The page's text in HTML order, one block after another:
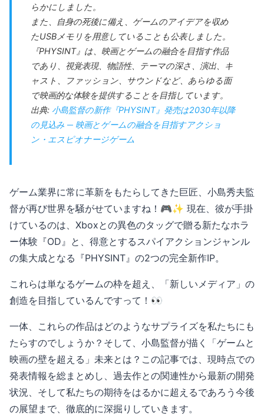
らかにしました。
また、自身の死後に備え、ゲームのアイデアを収め
たUSBメモリを用意していることも公表しました。
『PHYSINT』は、映画とゲームの融合を目指す作品
であり、視覚表現、物語性、テーマの深さ、演出、キ
ャスト、ファッション、サウンドなど、あらゆる面
で映画的な体験を提供することを目指しています。
出典: 小島監督の新作『PHYSINT』発売は2030年以降
の見込み ─ 映画とゲームの融合を目指すアクショ
ン・エスピオナージゲーム
ゲーム業界に常に革新をもたらしてきた巨匠、小島秀夫監
督が再び世界を騒がせていますね！🎮✨ 現在、彼が手掛
けているのは、Xboxとの異色のタッグで贈る新たなホラ
ー体験『OD』と、得意とするスパイアクションジャンル
の集大成となる『PHYSINT』の2つの完全新作IP。
これらは単なるゲームの枠を超え、「新しいメディア」の
創造を目指しているんですって！👀
一体、これらの作品はどのようなサプライズを私たちにも
たらすのでしょうか？そして、小島監督が描く「ゲームと
映画の壁を超える」未来とは？この記事では、現時点での
発表情報を総まとめし、過去作との関連性から最新の開発
状況、そして私たちの期待をはるかに超えるであろう今後
の展望まで、徹底的に深掘りしていきます。